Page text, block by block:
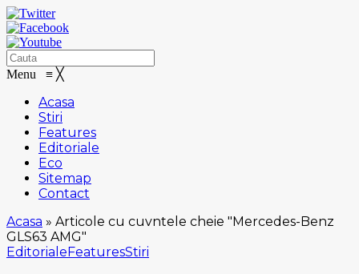
Menu ≡ ╳
Acasa
Stiri
Features
Editoriale
Eco
Sitemap
Contact
Acasa » Articole cu cuvntele cheie "Mercedes-Benz
GLS63 AMG"
EditorialeFeaturesStiri